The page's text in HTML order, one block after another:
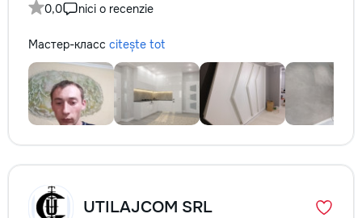
0,0
nici o recenzie
Мастер-класс citește tot
UTILAJCOM SRL